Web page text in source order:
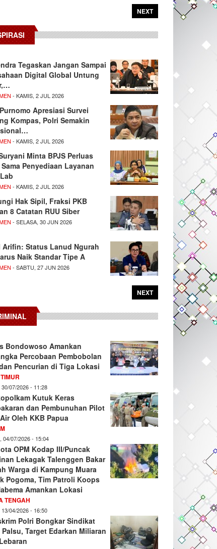
NEXT
Tegaskan Jangan Sampai
Digital Global Untung
- KAMIS, 2 JUL 2026
Apresiasi Survei
Kompas, Polri Semakin
- KAMIS, 2 JUL 2026
Minta BPJS Perluas
Penyediaan Layanan
- KAMIS, 2 JUL 2026
Hak Sipil, Fraksi PKB
8 Catatan RUU Siber
- SELASA, 30 JUN 2026
Arifin: Status Lanud Ngurah
Naik Standar Tipe A
- SABTU, 27 JUN 2026
NEXT
Bondowoso Amankan
Percobaan Pembobolan
Pencurian di Tiga Lokasi
30/07/2026 - 11:28
Kutuk Keras
dan Pembunuhan Pilot
Oleh KKB Papua
04/07/2026 - 15:04
OPM Kodap III/Puncak
Lekagak Talenggen Bakar
Warga di Kampung Muara
Pogoma, Tim Patroli Koops
Amankan Lokasi
TENGAH
04/2026 - 16:50
Polri Bongkar Sindikat
Palsu, Target Edarkan Miliaran